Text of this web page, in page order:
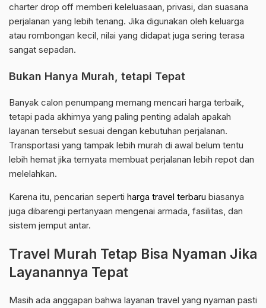
charter drop off memberi keleluasaan, privasi, dan suasana
perjalanan yang lebih tenang. Jika digunakan oleh keluarga
atau rombongan kecil, nilai yang didapat juga sering terasa
sangat sepadan.
Bukan Hanya Murah, tetapi Tepat
Banyak calon penumpang memang mencari harga terbaik,
tetapi pada akhirnya yang paling penting adalah apakah
layanan tersebut sesuai dengan kebutuhan perjalanan.
Transportasi yang tampak lebih murah di awal belum tentu
lebih hemat jika ternyata membuat perjalanan lebih repot dan
melelahkan.
Karena itu, pencarian seperti harga travel terbaru biasanya
juga dibarengi pertanyaan mengenai armada, fasilitas, dan
sistem jemput antar.
Travel Murah Tetap Bisa Nyaman Jika
Layanannya Tepat
Masih ada anggapan bahwa layanan travel yang nyaman pasti